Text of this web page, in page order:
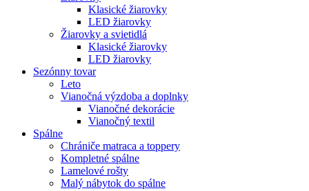
Klasické žiarovky
LED žiarovky
Žiarovky a svietidlá
Klasické žiarovky
LED žiarovky
Sezónny tovar
Leto
Vianočná výzdoba a doplnky
Vianočné dekorácie
Vianočný textil
Spálne
Chrániče matraca a toppery
Kompletné spálne
Lamelové rošty
Malý nábytok do spálne